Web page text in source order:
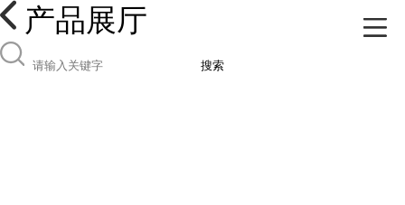
产品展厅
搜索